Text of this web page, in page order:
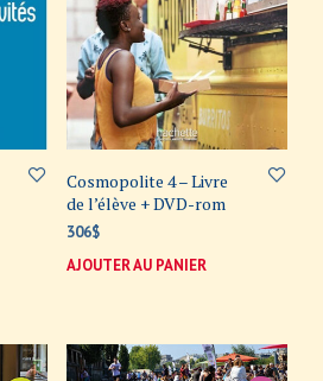
Cosmopolite 4 – Livre
de l’élève + DVD-rom
306$
AJOUTER AU PANIER